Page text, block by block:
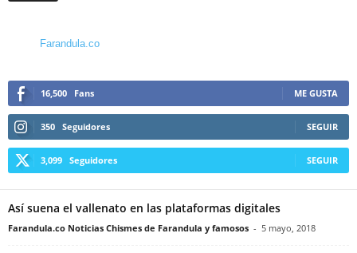
Farandula.co
16,500 Fans ME GUSTA
350 Seguidores SEGUIR
3,099 Seguidores SEGUIR
Así suena el vallenato en las plataformas digitales
Farandula.co Noticias Chismes de Farandula y famosos - 5 mayo, 2018